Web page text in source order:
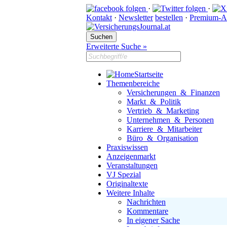
·
·
Kontakt · Newsletter bestellen · Premium-
Erweiterte Suche »
Startseite
Themenbereiche
Versicherungen & Finanzen
Markt & Politik
Vertrieb & Marketing
Unternehmen & Personen
Karriere & Mitarbeiter
Büro & Organisation
Praxiswissen
Anzeigenmarkt
Veranstaltungen
VJ Spezial
Originaltexte
Weitere Inhalte
Nachrichten
Kommentare
In eigener Sache